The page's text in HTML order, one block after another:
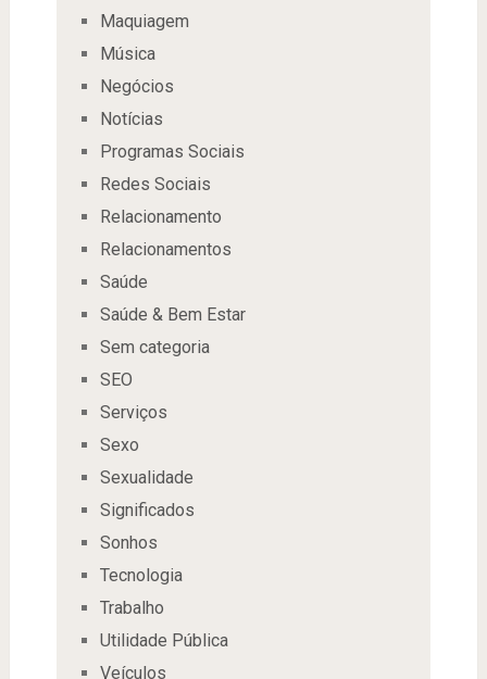
Maquiagem
Música
Negócios
Notícias
Programas Sociais
Redes Sociais
Relacionamento
Relacionamentos
Saúde
Saúde & Bem Estar
Sem categoria
SEO
Serviços
Sexo
Sexualidade
Significados
Sonhos
Tecnologia
Trabalho
Utilidade Pública
Veículos